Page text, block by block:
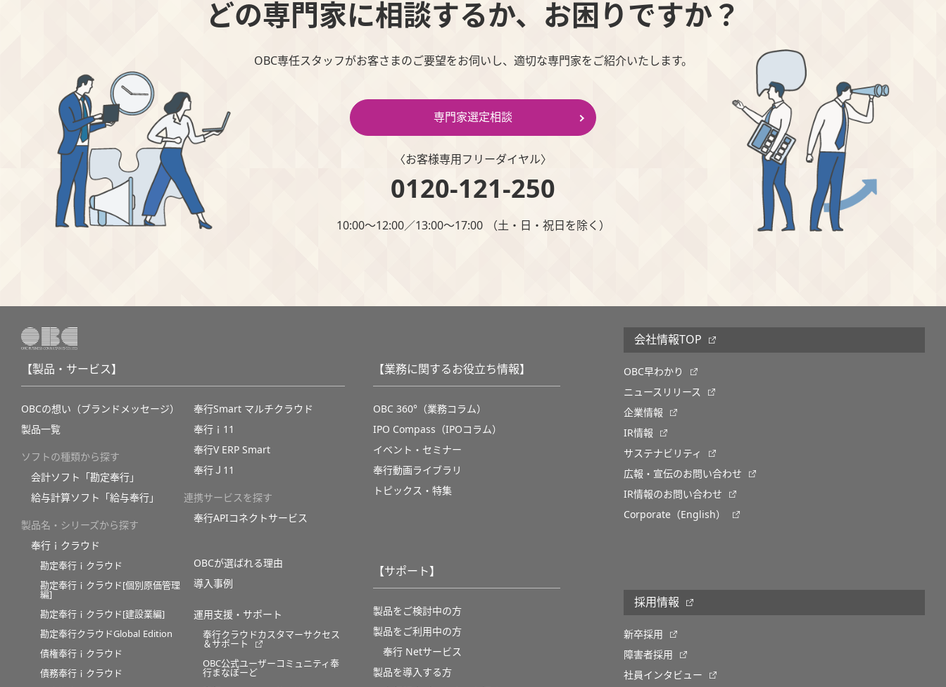
どの専門家に相談するか、お困りですか？
OBC専任スタッフがお客さまのご要望をお伺いし、適切な専門家をご紹介いたします。
専門家選定相談
〈お客様専⽤フリーダイヤル〉
0120-121-250
10:00～12:00∕13:00～17:00 （⼟・⽇・祝⽇を除く）
【製品・サービス】
OBCの想い（ブランドメッセージ）
製品一覧
ソフトの種類から探す
会計ソフト「勘定奉行」
給与計算ソフト「給与奉行」
製品名・シリーズから探す
奉行ｉクラウド
勘定奉行ｉクラウド
勘定奉行ｉクラウド[個別原価管理
編]
勘定奉行ｉクラウド[建設業編]
勘定奉行クラウドGlobal Edition
債権奉行ｉクラウド
債務奉行ｉクラウド
奉行Smart マルチクラウド
奉行ｉ11
奉行V ERP Smart
奉行Ｊ11
連携サービスを探す
奉行APIコネクトサービス
OBCが選ばれる理由
導入事例
運用支援・サポート
奉行クラウドカスタマーサクセス
＆サポート
OBC公式ユーザーコミュニティ奉
行まなぼーど
【業務に関するお役立ち情報】
OBC 360°（業務コラム）
IPO Compass（IPOコラム）
イベント・セミナー
奉行動画ライブラリ
トピックス・特集
【サポート】
製品をご検討中の方
製品をご利用中の方
奉行 Netサービス
製品を導入する方
会社情報TOP
OBC早わかり
ニュースリリース
企業情報
IR情報
サステナビリティ
広報・宣伝のお問い合わせ
IR情報のお問い合わせ
Corporate（English）
採用情報
新卒採用
障害者採用
社員インタビュー